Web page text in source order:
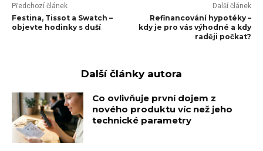
Předchozí článek
Festina, Tissot a Swatch –
objevte hodinky s duší
Další článek
Refinancování hypotéky –
kdy je pro vás výhodné a kdy
raději počkat?
Další články autora
Co ovlivňuje první dojem z
nového produktu víc než jeho
technické parametry